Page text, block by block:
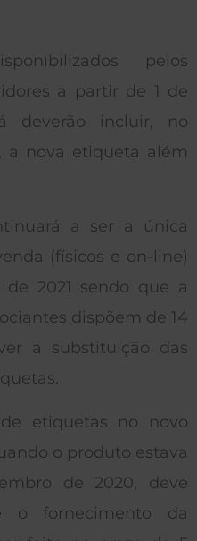
pelos
a partir de 1 de
deverão incluir, no
a nova etiqueta além
a ser a única
(físicos e on-line)
2021 sendo que a
dispõem de 14
a substituição das
etiquetas no novo
o produto estava
de 2020, deve
o fornecimento da